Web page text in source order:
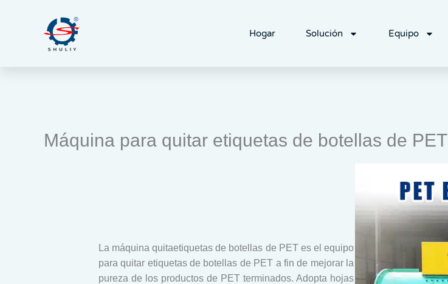
Hogar Solución Equipo
Máquina para quitar etiquetas de botellas de PET
La máquina quitaetiquetas de botellas de PET es el equipo
para quitar etiquetas de botellas de PET a fin de mejorar la
pureza de los productos de PET terminados. Adopta hojas